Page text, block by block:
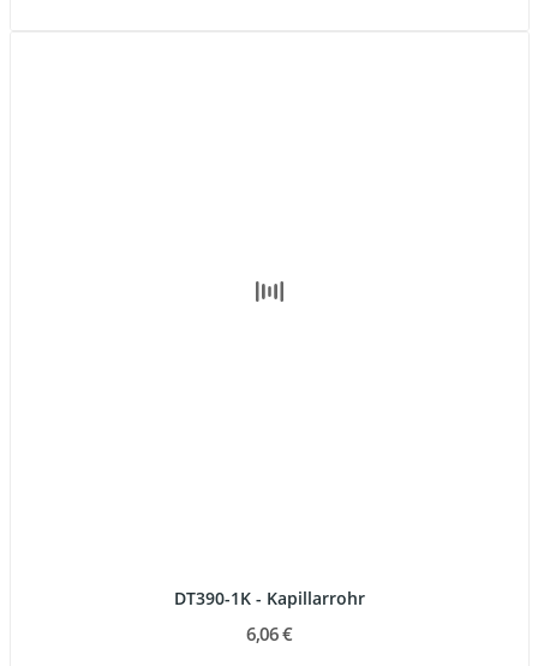
DT390-1K - Kapillarrohr
6,06 €